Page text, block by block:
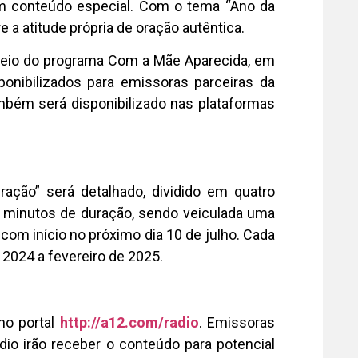
especial. Com o tema “Ano da
a atitude própria de oração autêntica.
do programa Com a Mãe Aparecida, em
para emissoras parceiras da
será disponibilizado nas plataformas
será detalhado, dividido em quatro
de duração, sendo veiculada uma
início no próximo dia 10 de julho. Cada
a fevereiro de 2025.
portal http://a12.com/radio. Emissoras
irão receber o conteúdo para potencial